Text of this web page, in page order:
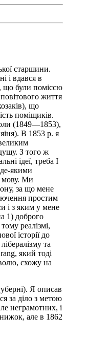
старшини.
і вдався в
що були поміссю
життя
що
поміщиків.
(1849—1853),
В 1853 р. я
З того ж
ідеї, треба І
якими
мову. Ми
за що мене
простим
і з яким у мене
1) доброго
реалізмі,
історії до
та
який тоді
схожу на
Я описав
за діло з метою
неграмотних, і
але в 1862